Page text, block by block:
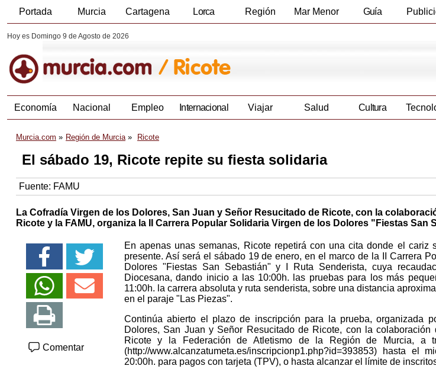
Portada Murcia Cartagena Lorca Región Mar Menor Guía
Hoy es Domingo 9 de Agosto de 2026
Economía Nacional Empleo Internacional Viajar Salud Cultura
Murcia.com Región de Murcia Ricote
El sábado 19, Ricote repite su fiesta solidaria
Fuente: FAMU
La Cofradía Virgen de los Dolores, San Juan y Señor Resucitado de Ricote, con la
Ricote y la FAMU, organiza la II Carrera Popular Solidaria Virgen de los Dolores "Fiestas San
Comentar
En apenas unas semanas, Ricote repetirá con una cita donde el cariz
presente. Así será el sábado 19 de enero, en el marco de la II Carrera
Dolores "Fiestas San Sebastián" y I Ruta Senderista, cuya
Diocesana, dando inicio a las 10:00h. las pruebas para los más
11:00h. la carrera absoluta y ruta senderista, sobre una distancia
en el paraje "Las Piezas".
Continúa abierto el plazo de inscripción para la prueba, organizada
Dolores, San Juan y Señor Resucitado de Ricote, con la colaboración
Ricote y la Federación de Atletismo de la Región de Murcia, a
(http://www.alcanzatumeta.es/inscripcionp1.php?id=393853) hasta
20:00h. para pagos con tarjeta (TPV), o hasta alcanzar el límite de